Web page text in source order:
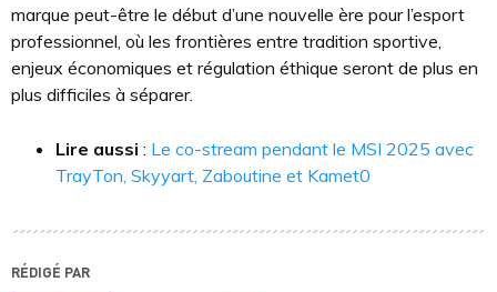
marque peut-être le début d’une nouvelle ère pour l’esport
professionnel, où les frontières entre tradition sportive,
enjeux économiques et régulation éthique seront de plus en
plus difficiles à séparer.
Lire aussi : Le co-stream pendant le MSI 2025 avec
TrayTon, Skyyart, Zaboutine et Kamet0
RÉDIGÉ PAR